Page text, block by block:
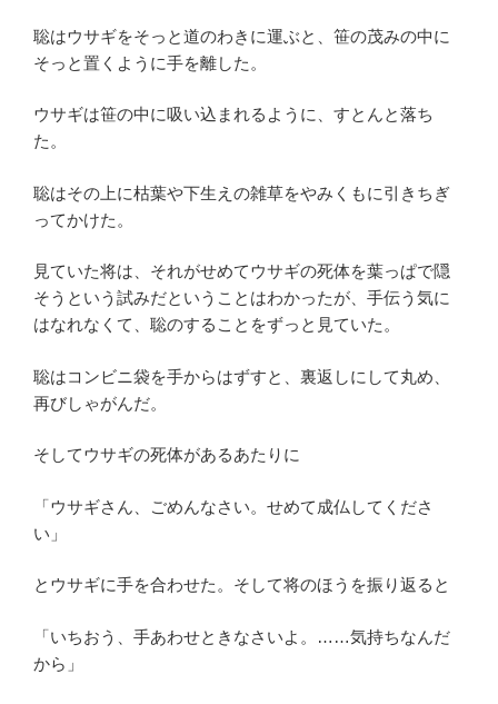
聡はウサギをそっと道のわきに運ぶと、笹の茂みの中に
そっと置くように手を離した。
ウサギは笹の中に吸い込まれるように、すとんと落ち
た。
聡はその上に枯葉や下生えの雑草をやみくもに引きちぎ
ってかけた。
見ていた将は、それがせめてウサギの死体を葉っぱで隠
そうという試みだということはわかったが、手伝う気に
はなれなくて、聡のすることをずっと見ていた。
聡はコンビニ袋を手からはずすと、裏返しにして丸め、
再びしゃがんだ。
そしてウサギの死体があるあたりに
「ウサギさん、ごめんなさい。せめて成仏してくださ
い」
とウサギに手を合わせた。そして将のほうを振り返ると
「いちおう、手あわせときなさいよ。……気持ちなんだ
から」